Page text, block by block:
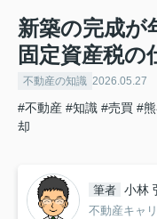
新築の完成が
固定資産税
不動産の知識 2026.05.27
#不動産 #知識 #売買 #
却
筆者 小林
不動産キャ